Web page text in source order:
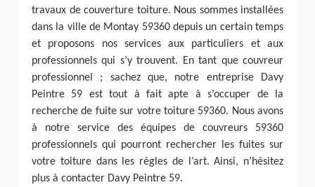
travaux de couverture toiture. Nous sommes installées
dans la ville de Montay 59360 depuis un certain temps
et proposons nos services aux particuliers et aux
professionnels qui s’y trouvent. En tant que couvreur
professionnel ; sachez que, notre entreprise Davy
Peintre 59 est tout à fait apte à s’occuper de la
recherche de fuite sur votre toiture 59360. Nous avons
à notre service des équipes de couvreurs 59360
professionnels qui pourront rechercher les fuites sur
votre toiture dans les règles de l’art. Ainsi, n’hésitez
plus à contacter Davy Peintre 59.